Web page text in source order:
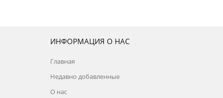
ИНФОРМАЦИЯ О НАС
Главная
Недавно добавленные
О нас